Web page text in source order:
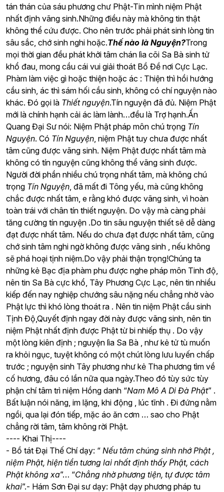
tán thán của sáu phương chư Phật-Tin mình niệm Phật
nhất định vãng sinh.Những điều này mà không tin thật
không thể cứu được. Cho nên trước phải phát sinh lòng tin
sâu sắc, chớ sinh nghi hoặc.Thế nào là Nguyện?Trong
mọi thời gian đều phát khởi tâm chán lìa cõi Sa Bà sinh tử
khổ đau, mong cầu cái vui giải thoát Bồ Đề nơi Cực Lạc.
Phàm làm việc gì hoặc thiện hoặc ác : Thiện thì hồi hướng
cầu sinh, ác thì sám hối cầu sinh, không có chí nguyện nào
khác. Đó gọi là Thiết nguyện.Tín nguyện đã đủ. Niệm Phật
mới là chính hạnh cải ác làm lành…đều là Trợ hạnh.Ấn
Quang Đại Sư nói: Niệm Phật pháp môn chú trọng Tín
Nguyện. Có Tín Nguyện, niệm Phật tuy chưa được nhất
tâm cũng được vãng sinh. Niệm Phật được nhất tâm mà
không có tín nguyện cũng không thể vãng sinh được.
Người đời phần nhiều chú trọng nhất tâm, mà không chú
trọng Tín Nguyện, đã mất đi Tông yếu, mà cũng không
chắc được nhất tâm, e rằng khó được vãng sinh, vì hoàn
toàn trái với chân tín thiết nguyện. Do vậy mà càng phải
tăng cường tín nguyện .Do tin sâu nguyện thiết sẽ dễ dàng
đạt được nhất tâm. Nếu do chưa đạt được nhất tâm, cũng
chớ sinh tâm nghi ngờ không được vãng sinh , nếu không
sẽ phá hoại tịnh niệm.Do vậy phải thận trọng!Chúng ta
những kẻ Bạc địa phàm phu được nghe pháp môn Tinh độ,
nên tin Sa Bà cực khổ, Tây Phương Cực Lạc, nên tin nhiều
kiếp đến nay nghiệp chướng sâu nặng nếu chẳng nhờ vào
Phật lực thì khó lòng thoát ra . Nên tin niệm Phật cầu sinh
Tịnh Độ,Quyết định ngay đời này được vãng sinh, nên tin
niệm Phật nhất định được Phật từ bi nhiếp thụ . Do vậy
một lòng kiên định ; nguyện lìa Sa Bà , như kẻ tử tù muốn
ra khỏi ngục, tuyệt không có một chút lòng lưu luyến chấp
trước ; nguyện sinh Tây phương như kẻ Tha phương tìm về
cố hương, đâu có lần nữa qua ngày.Theo đó tùy sức tùy
phận chí tâm trì niệm Hồng danh “Nam Mô A Di Đà Phật” .
Bất luận nói năng, im lặng, khi động , lúc tĩnh . Đi đứng nằm
ngồi, qua lại đón tiếp, mặc áo ăn cơm … sao cho Phật
chẳng rời tâm, tâm không rời Phật.
---- Khai Thị----
- Bồ tát Đại Thế Chí dạy: “ Nếu tâm chúng sinh nhớ Phật ,
niệm Phật, hiện tiền tương lai nhất định thấy Phật, cách
Phật không xa”… “Chẳng nhờ phương tiện, tự được tâm
khai”.- Hám Sơn Đại sư dạy: Phật dạy phương pháp tu